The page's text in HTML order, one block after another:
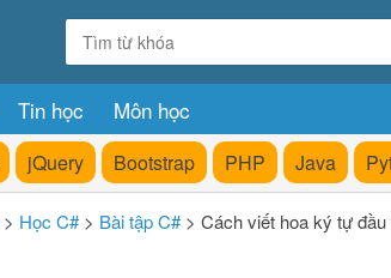
Tin học Môn học
jQuery Bootstrap PHP Java
> Học C# > Bài tập C# > Cách viết hoa ký tự